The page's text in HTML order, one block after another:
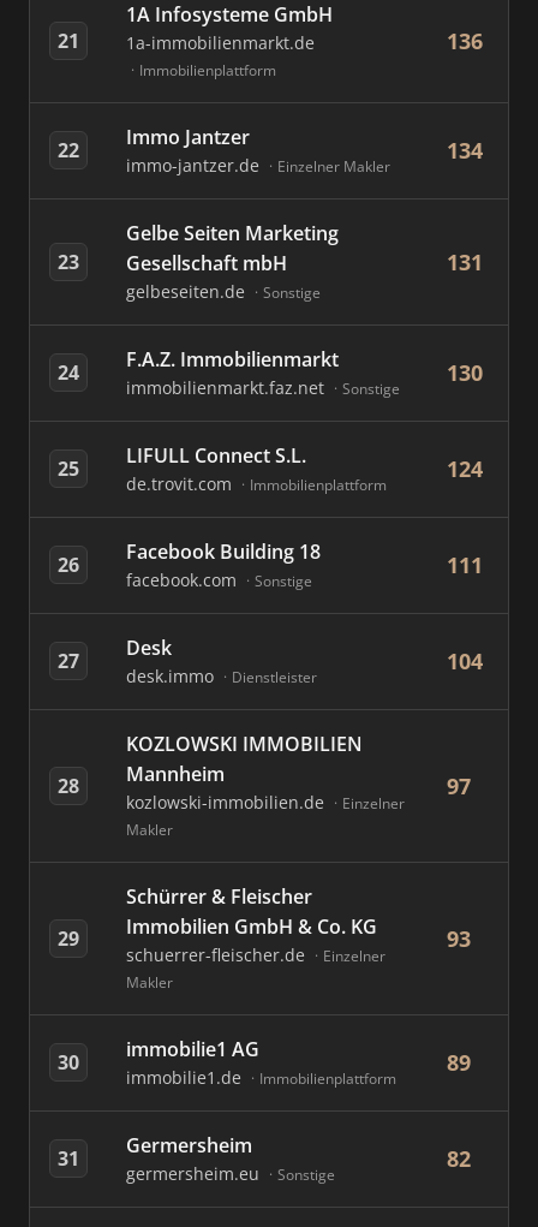
21
1A Infosysteme GmbH
1a-immobilienmarkt.de
Immobilienplattform
136
22 Immo Jantzer
immo-jantzer.de Einzelner Makler
134
23
Gelbe Seiten Marketing
Gesellschaft mbH
gelbeseiten.de Sonstige
131
24 F.A.Z. Immobilienmarkt
immobilienmarkt.faz.net Sonstige
130
25 LIFULL Connect S.L.
de.trovit.com Immobilienplattform
124
26 Facebook Building 18
facebook.com Sonstige
111
27 Desk
desk.immo Dienstleister
104
28
KOZLOWSKI IMMOBILIEN
Mannheim
kozlowski-immobilien.de
Einzelner
Makler
97
29
Schürrer & Fleischer
Immobilien GmbH & Co. KG
schuerrer-fleischer.de
Einzelner
Makler
93
30 immobilie1 AG
immobilie1.de Immobilienplattform
89
31 Germersheim
germersheim.eu Sonstige
82